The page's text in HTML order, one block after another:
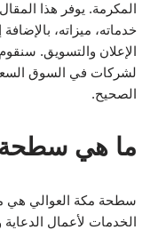
المكرمة. يوفر هذا
خدماته، ميزاته،
الإعلان والتسويق.
لشركات في السوق
الصحيح.
ما هي سطحة
سطحة مكة العوالي هي
الخدمات لأعمال